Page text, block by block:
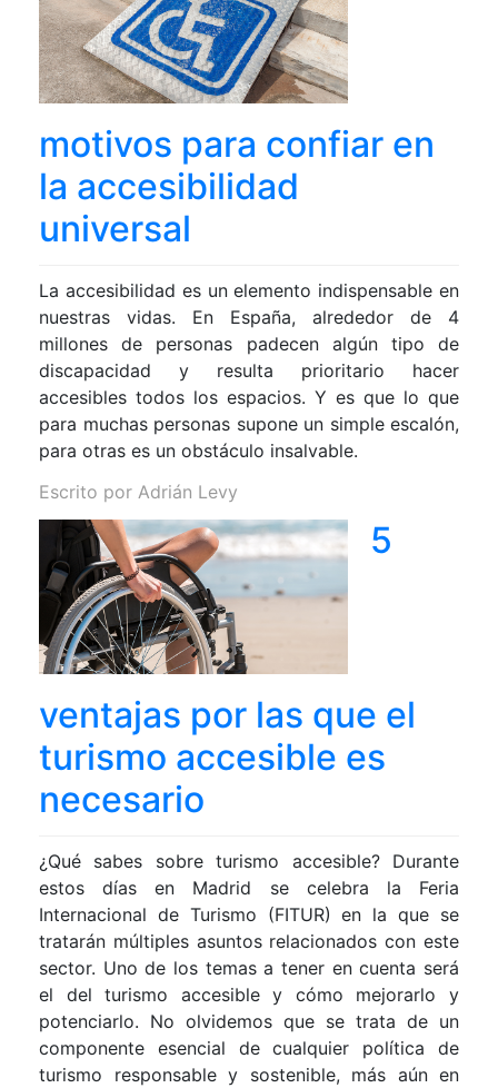
motivos para confiar en
la accesibilidad
universal
La accesibilidad es un elemento indispensable en
nuestras vidas. En España, alrededor de 4
millones de personas padecen algún tipo de
discapacidad y resulta prioritario hacer
accesibles todos los espacios. Y es que lo que
para muchas personas supone un simple escalón,
para otras es un obstáculo insalvable.
Escrito por Adrián Levy
5
ventajas por las que el
turismo accesible es
necesario
¿Qué sabes sobre turismo accesible? Durante
estos días en Madrid se celebra la Feria
Internacional de Turismo (FITUR) en la que se
tratarán múltiples asuntos relacionados con este
sector. Uno de los temas a tener en cuenta será
el del turismo accesible y cómo mejorarlo y
potenciarlo. No olvidemos que se trata de un
componente esencial de cualquier política de
turismo responsable y sostenible, más aún en